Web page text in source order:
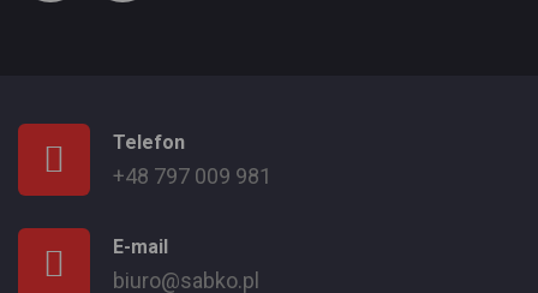
Telefon
+48 797 009 981
E-mail
biuro@sabko.pl